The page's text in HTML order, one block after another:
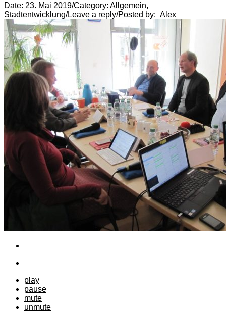
Date: 23. Mai 2019/Category: Allgemein,
Stadtentwicklung/Leave a reply/Posted by: Alex
play
pause
mute
unmute